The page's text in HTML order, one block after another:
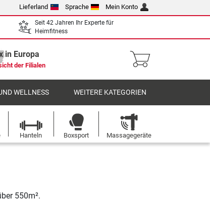
Lieferland Sprache Mein Konto
Seit 42 Jahren Ihr Experte für
Heimfitness
in Europa
der Filialen
WELLNESS WEITERE KATEGORIEN
Hanteln Boxsport Massagegeräte
550m².